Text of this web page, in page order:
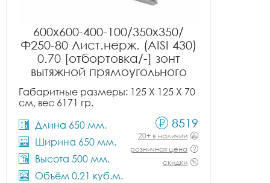
600x600-400-100/350x350/
Ф250-80 Лист.нерж. (AISI 430)
0.70 [отбортовка/-] зонт
вытяжной прямоугольного
сечения тип 2
Габаритные размеры: 125 X 125 X 70
см, вес 6171 гр.
Длина 650 мм.
Ширина 650 мм.
Высота 500 мм.
Объём 0.21 куб.м.
8519
20+ в наличии
розничная цена
скидки